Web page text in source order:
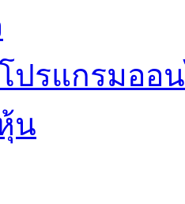
ปรแกรมออ
น